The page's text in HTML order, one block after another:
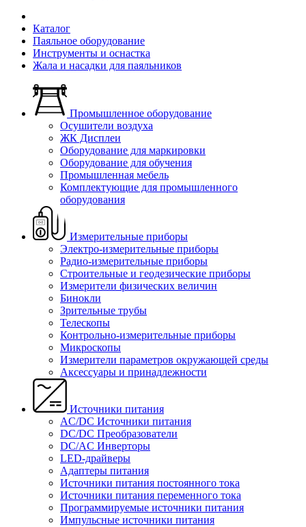
Каталог
Паяльное оборудование
Инструменты и оснастка
Жала и насадки для паяльников
Промышленное оборудование
Осушители воздуха
ЖК Дисплеи
Оборудование для маркировки
Оборудование для обучения
Промышленная мебель
Комплектующие для промышленного
оборудования
Измерительные приборы
Электро-измерительные приборы
Радио-измерительные приборы
Строительные и геодезические приборы
Измерители физических величин
Бинокли
Зрительные трубы
Телескопы
Контрольно-измерительные приборы
Микроскопы
Измерители параметров окружающей среды
Аксессуары и принадлежности
Источники питания
AC/DC Источники питания
DC/DC Преобразователи
DC/AC Инверторы
LED-драйверы
Адаптеры питания
Источники питания постоянного тока
Источники питания переменного тока
Программируемые источники питания
Импульсные источники питания